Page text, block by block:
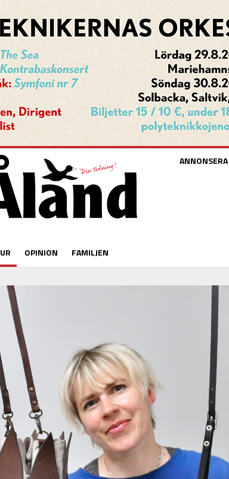
ANNONSERA
OPINION FAMILJEN